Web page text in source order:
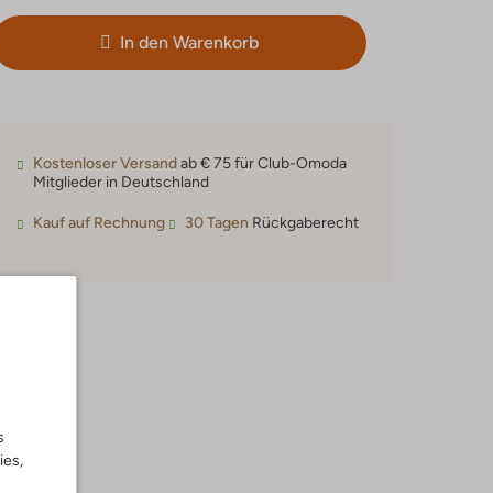
In den Warenkorb
Kostenloser Versandab € 75 für Club-Omoda
Mitglieder in Deutschland
Kauf auf Rechnung 30 Tagen Rückgaberecht